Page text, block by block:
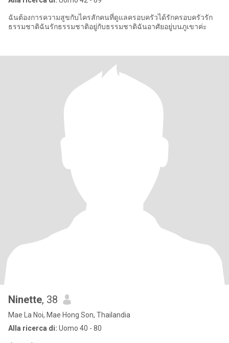
ฉันต้องการความสูขกับไครสักคนที่ดูแลครอบครัวได้รักครอบครัวรัก
ธรรมชาติฉันรักธรรมชาติอยู่กับธรรมชาติฉันอาศัยอยู่บนภูเขาค่ะ
Ninette, 38
Mae La Noi, Mae Hong Son, Thailandia
Alla ricerca di: Uomo 40 - 80